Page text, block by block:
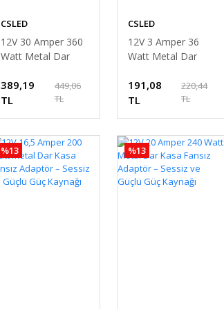
CSLED
12V 30 Amper 360
Watt Metal Dar
Adaptör – Sessiz ve
Güçlü Güç Kaynağı
389,19
TL
449,06
TL
CSLED
12V 3 Amper 36
Watt Metal Dar
Adaptör – Sessiz ve
Güçlü Güç Kaynağı
191,08
TL
220,44
TL
%13 %13